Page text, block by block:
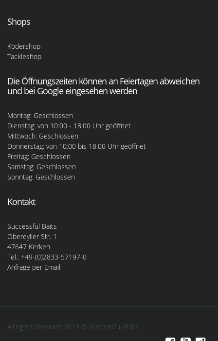
Shops
Ködershop
Tackleshop
Die Öffnungszeiten können an Feiertagen abweichen
und bei Google eingesehen werden
Montag: Geschlossen
Dienstag: von 10:00 - 18:00 Uhr geöffnet
Mittwoch: Geschlossen
Donnerstag: von 10:00 bis 18:00 Uhr geöffnet
Freitag: Geschlossen
Samstag: Geschlossen
Sonntag: Geschlossen
Kontakt
Successful Baits
Obereyller Str. 1
47647 Kerken
Tel.: +49-(0)2833-57197-0
Anfrage per Email
All rights reserved 2019 © Successful-Baits